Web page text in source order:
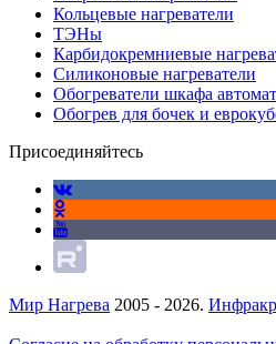
Кольцевые нагреватели
ТЭНы
Карбидокремниевые
Силиконовые нагреватели
Обогреватели шкафа
Обогрев для бочек и
Присоединяйтесь
Мир Нагрева 2005 - 2026.